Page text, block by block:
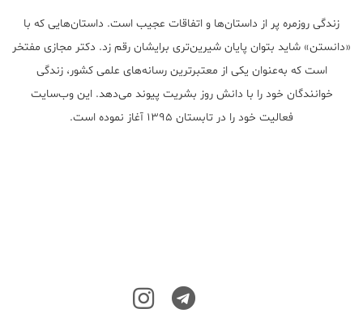
زندگی روزمره پر از داستان‌ها و اتفاقات عجیب است. داستان‌هایی که با
«دانستن» شاید بتوان پایان شیرین‌تری برایشان رقم زد. دکتر مجازی مفتخر
است که به‌عنوان یکی از معتبر‌ترین رسانه‌های علمی کشور، زندگی
خوانندگان خود را با دانش روز بشریت پیوند می‌دهد. این وب‌سایت
فعالیت خود را در تابستان ۱۳۹۵ آغاز نموده است.